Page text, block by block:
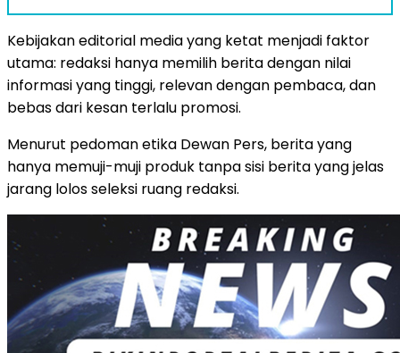
Kebijakan editorial media yang ketat menjadi faktor
utama: redaksi hanya memilih berita dengan nilai
informasi yang tinggi, relevan dengan pembaca, dan
bebas dari kesan terlalu promosi.
Menurut pedoman etika Dewan Pers, berita yang
hanya memuji-muji produk tanpa sisi berita yang jelas
jarang lolos seleksi ruang redaksi.